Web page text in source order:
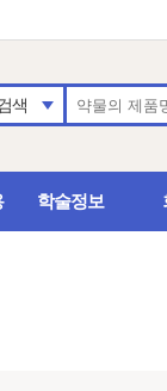
색
학술정보